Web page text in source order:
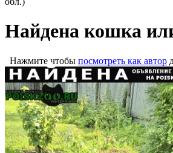
Найдена кошка
Нажмите чтобы посмотреть как автор